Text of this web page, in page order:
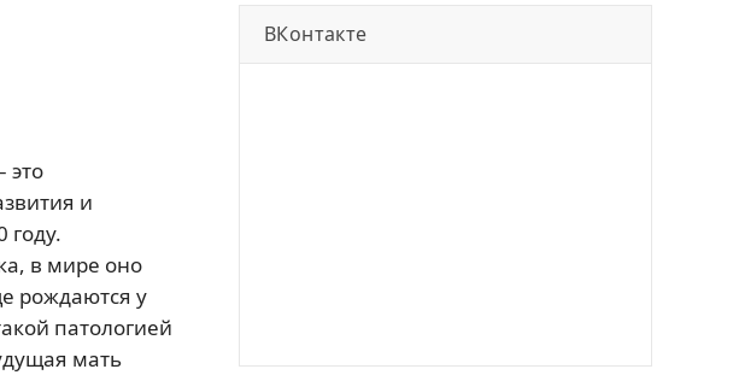
это
и
году.
в мире оно
рождаются у
патологией
мать
ВКонтакте